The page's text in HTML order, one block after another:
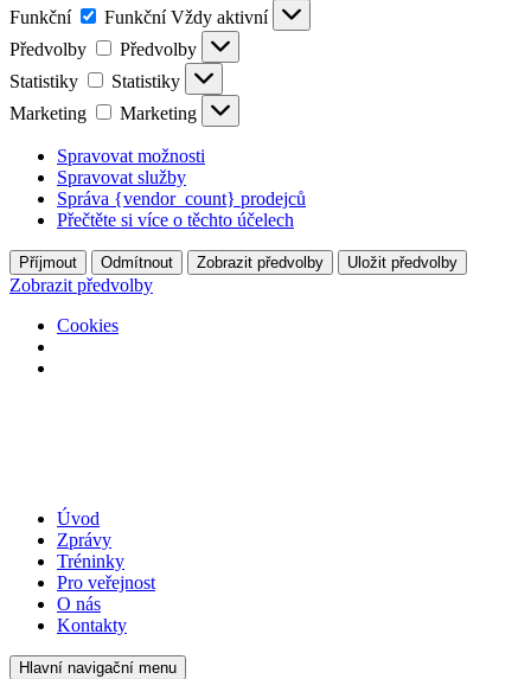
Funkční
Funkční Vždy aktivní
Předvolby
Předvolby
Statistiky
Statistiky
Marketing
Marketing
Spravovat možnosti
Spravovat služby
Správa {vendor_count} prodejců
Přečtěte si více o těchto účelech
Příjmout Odmítnout Zobrazit předvolby Uložit předvolby
Zobrazit předvolby
Cookies
Úvod
Zprávy
Tréninky
Pro veřejnost
O nás
Kontakty
Hlavní navigační menu